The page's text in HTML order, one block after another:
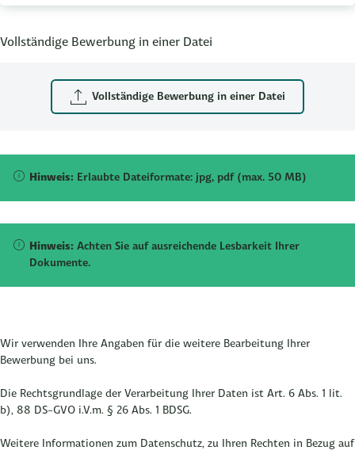
Vollständige Bewerbung in einer Datei
Vollständige Bewerbung in einer Datei
Hinweis: Erlaubte Dateiformate: jpg, pdf (max. 50 MB)
Hinweis: Achten Sie auf ausreichende Lesbarkeit Ihrer
Dokumente.
Wir verwenden Ihre Angaben für die weitere Bearbeitung Ihrer
Bewerbung bei uns.
Die Rechtsgrundlage der Verarbeitung Ihrer Daten ist Art. 6 Abs. 1 lit.
b), 88 DS-GVO i.V.m. § 26 Abs. 1 BDSG.
Weitere Informationen zum Datenschutz, zu Ihren Rechten in Bezug auf